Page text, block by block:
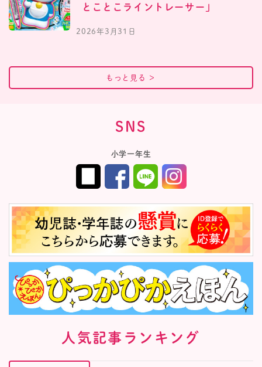
とことこライントレーサー」
2026年3月31日
もっと見る ＞
SNS
小学一年生
人気記事ランキング